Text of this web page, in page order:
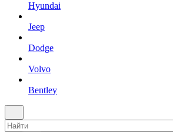
Hyundai
Jeep
Dodge
Volvo
Bentley